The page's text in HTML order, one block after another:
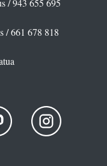
/ 661 678 818